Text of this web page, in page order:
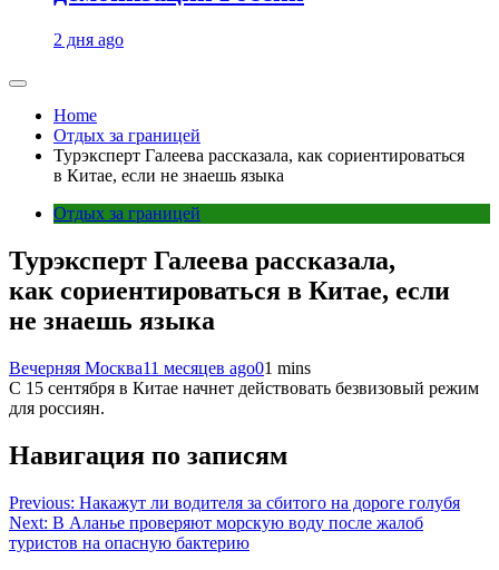
2 дня ago
Home
Отдых за границей
Турэксперт Галеева рассказала, как сориентироваться
в Китае, если не знаешь языка
Отдых за границей
Турэксперт Галеева рассказала,
как сориентироваться в Китае, если
не знаешь языка
Вечерняя Москва11 месяцев ago01 mins
С 15 сентября в Китае начнет действовать безвизовый режим
для россиян.
Навигация по записям
Previous: Накажут ли водителя за сбитого на дороге голубя
Next: В Аланье проверяют морскую воду после жалоб
туристов на опасную бактерию